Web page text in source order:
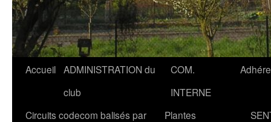
Accueil ADMINISTRATION du
club
COM.
INTERNE
Circuits codecom balisés par
Plantes